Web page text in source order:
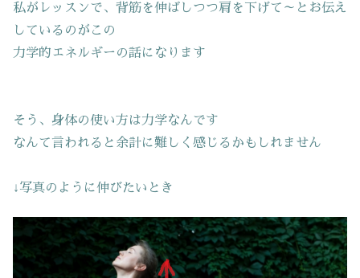
私がレッスンで、背筋を伸ばしつつ肩を下げて～とお伝え
しているのがこの
力学的エネルギーの話になります
そう、身体の使い方は力学なんです
なんて言われると余計に難しく感じるかもしれません
↓写真のように伸びたいとき